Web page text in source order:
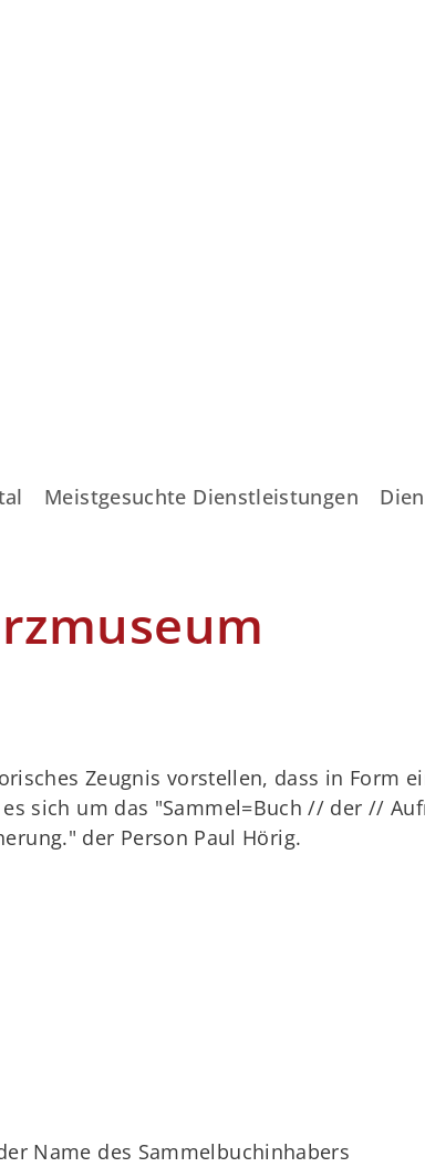
Meistgesuchte Dienstleistungen
Zeugnis vorstellen, dass in Form
sich um das "Sammel=Buch // der //
der Person Paul Hörig.
Name des Sammelbuchinhabers